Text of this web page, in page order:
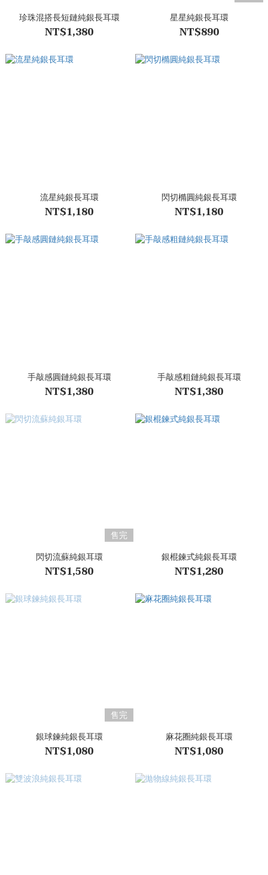
珍珠混搭長短鏈純銀長耳環
NT$1,380
星星純銀長耳環
NT$890
流星純銀長耳環
NT$1,180
閃切橢圓純銀長耳環
NT$1,180
手敲感圓鏈純銀長耳環
NT$1,380
手敲感粗鏈純銀長耳環
NT$1,380
售完
閃切流蘇純銀耳環
NT$1,580
銀棍鍊式純銀長耳環
NT$1,280
售完
銀球鍊純銀長耳環
NT$1,080
麻花圈純銀長耳環
NT$1,080